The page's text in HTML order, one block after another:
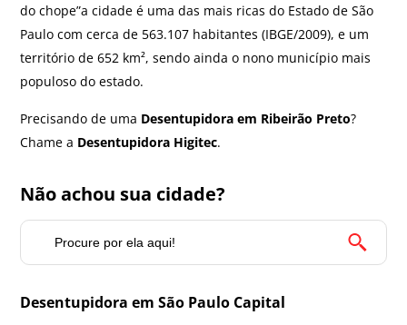
do chope”a cidade é uma das mais ricas do Estado de São
Paulo com cerca de 563.107 habitantes (IBGE/2009), e um
território de 652 km², sendo ainda o nono município mais
populoso do estado.
Precisando de uma Desentupidora em Ribeirão Preto?
Chame a Desentupidora Higitec.
Não achou sua cidade?
Desentupidora em São Paulo Capital